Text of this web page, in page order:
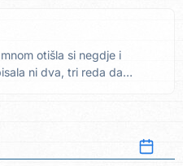
otišla si negdje i
ni dva, tri reda da